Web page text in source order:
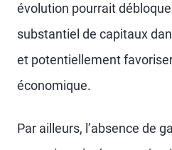
évolution pourrait
substantiel de capitaux
et potentiellement
économique.
Par ailleurs, l’absence de